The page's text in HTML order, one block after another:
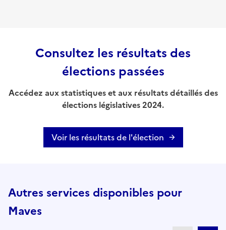
Consultez les résultats des
élections passées
Accédez aux statistiques et aux résultats détaillés des
élections législatives 2024.
Voir les résultats de l'élection
Autres services disponibles pour
Maves